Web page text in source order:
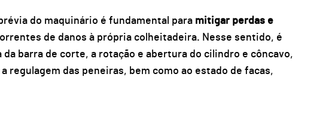
do maquinário é fundamental para mitigar perdas e
de danos à própria colheitadeira. Nesse sentido, é
barra de corte, a rotação e abertura do cilindro e côncavo,
regulagem das peneiras, bem como ao estado de facas,